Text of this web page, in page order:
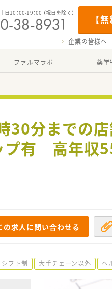
【
日10：00-19：00 （祝日を除く）
企業の皆様へ
ファルマラボ 薬学
30分までの
プ有 高年収
の求人に問い合わせる
シフト制 大手チェーン以外 ヘ